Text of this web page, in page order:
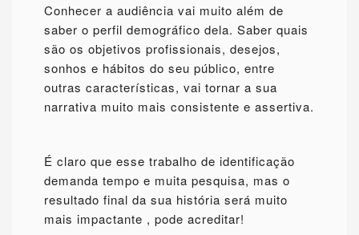
Conhecer a audiência vai muito além de
saber o perfil demográfico dela. Saber quais
são os objetivos profissionais, desejos,
sonhos e hábitos do seu público, entre
outras características, vai tornar a sua
narrativa muito mais consistente e assertiva.
É claro que esse trabalho de identificação
demanda tempo e muita pesquisa, mas o
resultado final da sua história será muito
mais impactante , pode acreditar!